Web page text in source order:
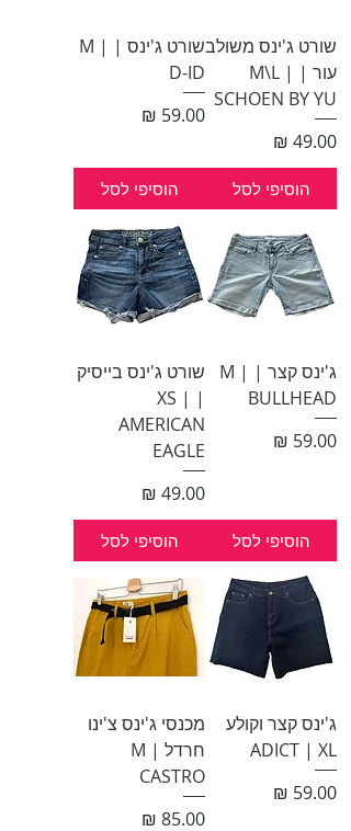
שורט ג'ינס משולב
עור | M\L |
SCHOEN BY YU
מחיר
הוסיפי לסל
שורט ג'ינס | M |
D-ID
מחיר
הוסיפי לסל
ג'ינס קצר | M |
BULLHEAD
מחיר
הוסיפי לסל
שורט ג'ינס בייסיק
| XS |
AMERICAN
EAGLE
מחיר
הוסיפי לסל
ג'ינס קצר וקולע
ADICT | XL
מחיר
מכנסי ג'ינס צ'ינו
חרדל M |
CASTRO
מחיר